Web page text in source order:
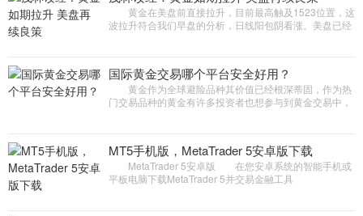
黄金在美盘前直接拉升，目前最高触及1523位置，这
波拉升符合我们早盘的分析，日线阳包阴看涨。美盘已经
国际黄金交易哪个平台安全好用？
黄金作为全球避险品种其价值已经根深蒂固，作为热
门交易品种的黄金有许多投资者也想参与到黄金交易中，
MT5手机版，MetaTrader 5安卓版下载
MetaTrader 5安卓版 在您安卓系统的智能手机或
平板电脑下载MetaTrader 5并交易金融工具